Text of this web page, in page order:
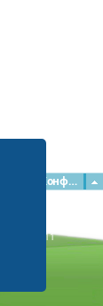
Конфиденциальность
Queries: 11